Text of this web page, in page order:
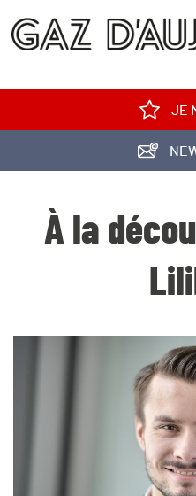
JE
À la